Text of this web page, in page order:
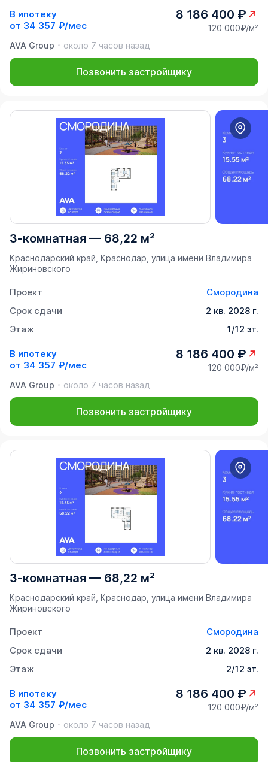
В ипотеку
от 34 357 ₽/мес
8 186 400 ₽
120 000₽/м²
AVA Group
около 7 часов назад
Позвонить застройщику
3-комнатная — 68,22 м²
Краснодарский край, Краснодар, улица имени Владимира
Жириновского
Проект
Смородина
Срок сдачи
2 кв. 2028 г.
Этаж
1/12 эт.
В ипотеку
от 34 357 ₽/мес
8 186 400 ₽
120 000₽/м²
AVA Group
около 7 часов назад
Позвонить застройщику
3-комнатная — 68,22 м²
Краснодарский край, Краснодар, улица имени Владимира
Жириновского
Проект
Смородина
Срок сдачи
2 кв. 2028 г.
Этаж
2/12 эт.
В ипотеку
от 34 357 ₽/мес
8 186 400 ₽
120 000₽/м²
AVA Group
около 7 часов назад
Позвонить застройщику